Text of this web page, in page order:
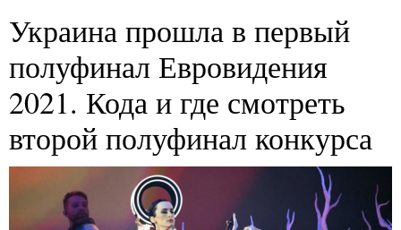
Украина прошла в первый
полуфинал Евровидения
2021. Кода и где смотреть
второй полуфинал конкурса